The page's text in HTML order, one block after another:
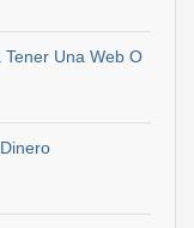
Una Web O